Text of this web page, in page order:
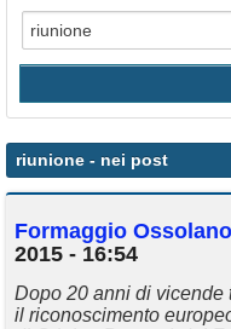
Eventi
Calendario
Annunci
riunione - nei post
Formaggio
2015 - 16:54
Dopo 20 anni di vicende
il riconoscimento